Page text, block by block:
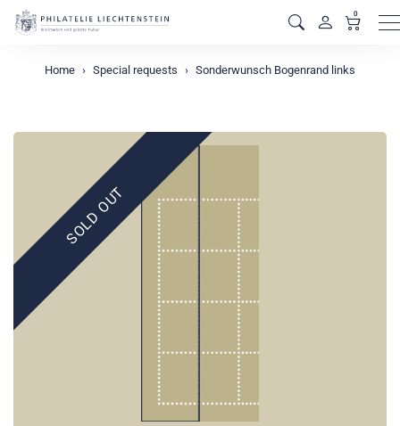
0
Home Special requests Sonderwunsch Bogenrand links
SOLD OUT